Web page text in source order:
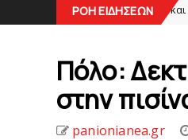
ΡΟΗ ΕΙΔΗΣΕΩΝ
ποιότητα και εμπειρία!
Πόλo:
στην
panionianea.gr